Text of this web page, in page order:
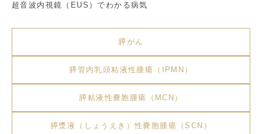
超音波内視鏡（EUS）でわかる病気
膵がん
膵管内乳頭粘液性腫瘍（IPMN）
膵粘液性嚢胞腫瘍（MCN）
膵漿液（しょうえき）性嚢胞腫瘍（SCN）